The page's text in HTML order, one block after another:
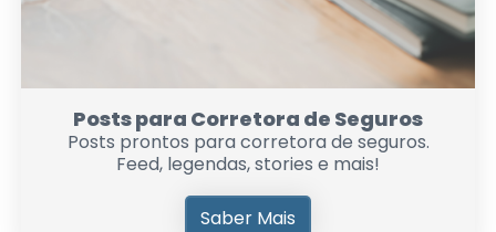
Posts para Corretora de Seguros
Posts prontos para corretora de seguros.
Feed, legendas, stories e mais!
Saber Mais